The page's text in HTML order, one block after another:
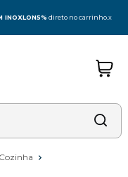
INOXLON5% direto no carrinho.x